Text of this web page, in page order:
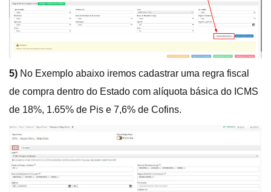
5) No Exemplo abaixo iremos cadastrar uma regra fiscal
de compra dentro do Estado com alíquota básica do ICMS
de 18%, 1.65% de Pis e 7,6% de Cofins.